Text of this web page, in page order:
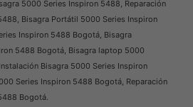
5000 Series Inspiron 5488, Reparación
Bisagra Portátil 5000 Series Inspiron
Inspiron 5488 Bogotá, Bisagra
5488 Bogotá, Bisagra laptop 5000
Bisagra 5000 Series Inspiron
Series Inspiron 5488 Bogotá, Reparación
Bogotá.